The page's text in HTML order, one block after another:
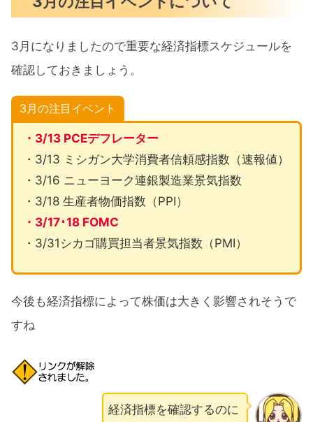
3月になりましたので重要な経済指標スケジュールを
確認しておきましょう。
3月の注目イベント
・3/13 PCEデフレーター
・3/13 ミシガン大学消費者信頼感指数（速報値）
・3/16 ニューヨーク連銀製造業景気指数
・3/18 生産者物価指数（PPI）
・3/17･18 FOMC
・3/31シカゴ購買担当者景気指数（PMI）
今後も経済指標によって株価は大きく影響されそうで
すね
経済指標を確認するのに